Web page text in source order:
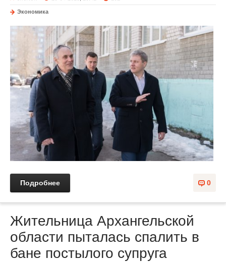
Экономика
0
Подробнее
Жительница Архангельской
области пыталась спалить в
бане постылого супруга